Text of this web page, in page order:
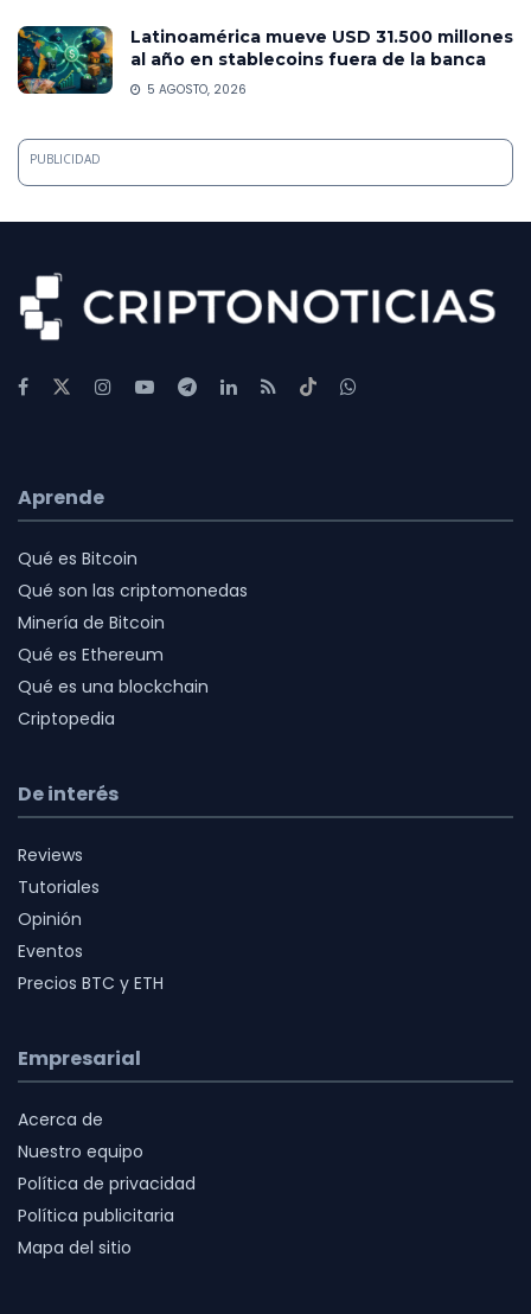
Latinoamérica mueve USD 31.500 millones
al año en stablecoins fuera de la banca
5 AGOSTO, 2026
PUBLICIDAD
Aprende
Qué es Bitcoin
Qué son las criptomonedas
Minería de Bitcoin
Qué es Ethereum
Qué es una blockchain
Criptopedia
De interés
Reviews
Tutoriales
Opinión
Eventos
Precios BTC y ETH
Empresarial
Acerca de
Nuestro equipo
Política de privacidad
Política publicitaria
Mapa del sitio